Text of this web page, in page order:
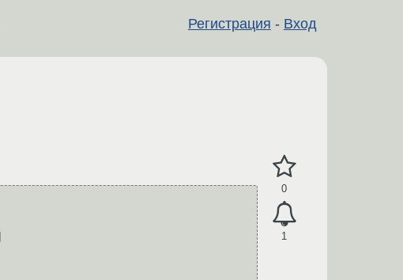
Регистрация - Вход
0
1